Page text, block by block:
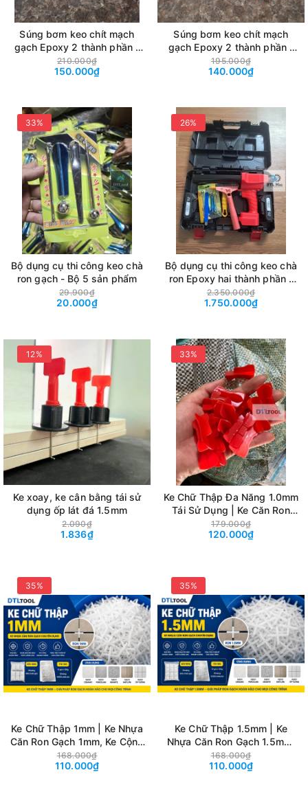
Súng bơm keo chít mạch
gạch Epoxy 2 thành phần -
Sắt IDTL - Bơm Saveto,
Cetex, IronX, ...
210.000₫
150.000₫
Súng bơm keo chít mạch
gạch Epoxy 2 thành phần -
Nhựa IDTL - Bơm Saveto,
Cetex, IronX, ...
195.000₫
140.000₫
33%
Bộ dụng cụ thi công keo chà
ron gạch - Bộ 5 sản phẩm
29.900₫
20.000₫
26%
Bộ dụng cụ thi công keo chà
ron Epoxy hai thành phần -
Súng bơm, bàn gạt keo, sủi,
bi cầu, lăn mạch
2.350.000₫
1.750.000₫
12%
Ke xoay, ke cân bằng tái sử
dụng ốp lát đá 1.5mm
2.090₫
1.836₫
33%
Ke Chữ Thập Đa Năng 1.0mm
Tái Sử Dụng | Ke Căn Ron
Gạch Góc 3 Góc 4
179.000₫
120.000₫
35%
Ke Chữ Thập 1mm | Ke Nhựa
Căn Ron Gạch 1mm, Ke Cộng
Ốp Lát Chuyên Dụng
168.000₫
110.000₫
35%
Ke Chữ Thập 1.5mm | Ke
Nhựa Căn Ron Gạch 1.5mm,
Ke Cộng Ốp Lát Chuyên
Dụng
168.000₫
110.000₫